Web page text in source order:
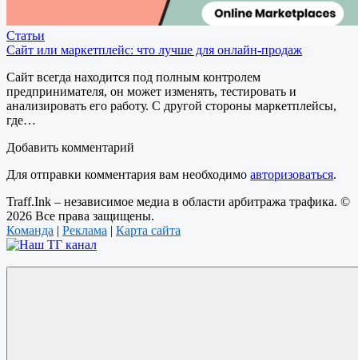
Статьи
Сайт или маркетплейс: что лучше для онлайн-продаж
Сайт всегда находится под полным контролем
предпринимателя, он может изменять, тестировать и
анализировать его работу. С другой стороны маркетплейсы,
где…
Добавить комментарий
Для отправки комментария вам необходимо авторизоваться.
Traff.Ink – независимое медиа в области арбитража трафика. ©
2026 Все права защищены.
Команда | Реклама | Карта сайта